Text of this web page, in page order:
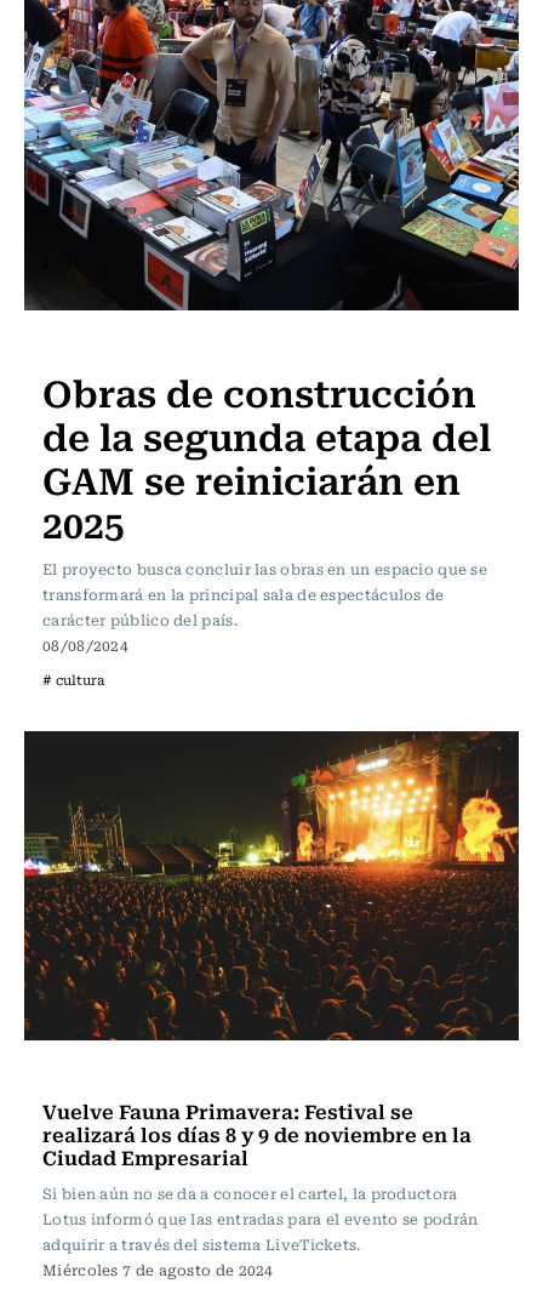
Obras de construcción
de la segunda etapa del
GAM se reiniciarán en
2025
El proyecto busca concluir las obras en un espacio que se
transformará en la principal sala de espectáculos de
carácter público del país.
08/08/2024
# cultura
Vuelve Fauna Primavera: Festival se
realizará los días 8 y 9 de noviembre en la
Ciudad Empresarial
Si bien aún no se da a conocer el cartel, la productora
Lotus informó que las entradas para el evento se podrán
adquirir a través del sistema LiveTickets.
Miércoles 7 de agosto de 2024